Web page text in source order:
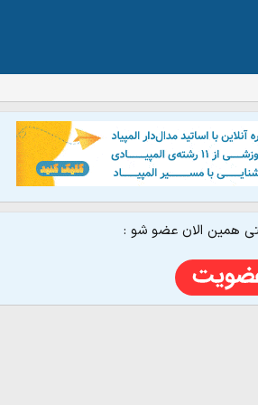
همین الان عضو شو :